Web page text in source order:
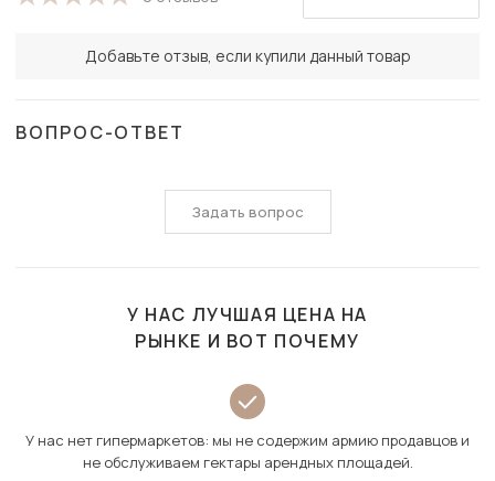
Добавьте отзыв, если купили данный товар
ВОПРОС-ОТВЕТ
Задать вопрос
У НАС ЛУЧШАЯ ЦЕНА НА
РЫНКЕ И ВОТ ПОЧЕМУ
У нас нет гипермаркетов: мы не содержим армию продавцов и
не обслуживаем гектары арендных площадей.